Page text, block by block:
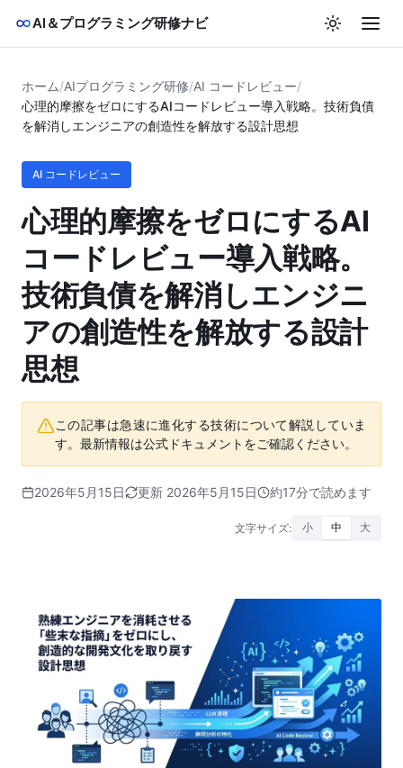
AI＆プログラミング研修ナビ
ホーム/AIプログラミング研修/AI コードレビュー/
心理的摩擦をゼロにするAIコードレビュー導入戦略。技術負債
を解消しエンジニアの創造性を解放する設計思想
AI コードレビュー
心理的摩擦をゼロにするAI
コードレビュー導入戦略。
技術負債を解消しエンジニ
アの創造性を解放する設計
思想
この記事は急速に進化する技術について解説していま
す。最新情報は公式ドキュメントをご確認ください。
2026年5月15日 更新 2026年5月15日 約17分で読めます
文字サイズ: 小 中 大